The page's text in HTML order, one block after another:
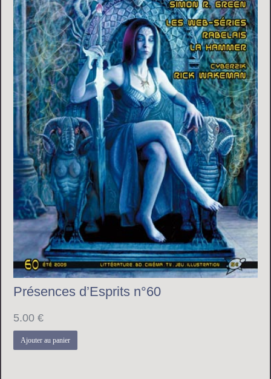
Présences d’Esprits n°60
5.00€
Ajouter au panier